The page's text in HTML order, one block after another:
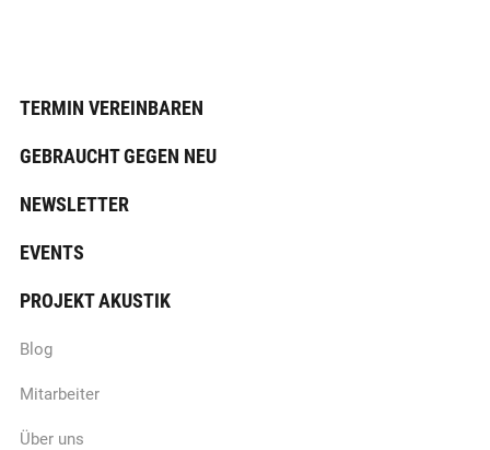
TERMIN VEREINBAREN
GEBRAUCHT GEGEN NEU
NEWSLETTER
EVENTS
PROJEKT AKUSTIK
Blog
Mitarbeiter
Über uns